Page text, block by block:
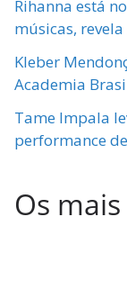
Rihanna está
músicas, revela
Kleber
Academia
Tame Impala
performance de
Os